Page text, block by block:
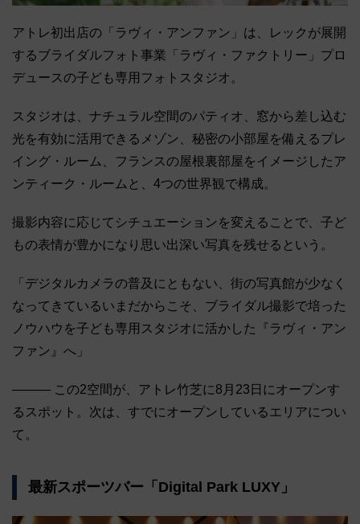
アトレ初出店の「ラヴィ・アンファン」は、レックが展開
するブライダルフォト事業「ラヴィ・ファクトリー」プロ
デュースの子ども専用フォトスタジオ。
スタジオは、ナチュラル空間のパティオ、窓から差し込む
光を有効に活用できるメゾン、秘密の小部屋を備えるプレ
イング・ルーム、フランスの屋根裏部屋をイメージしたア
ンティーク・ルームと、4つの世界観で構成。
撮影内容に応じてシチュエーションを変えることで、子ど
もの表情が豊かになり思い出深い写真を残せるという。
「デジタルカメラの普及にともない、街の写真館が少なく
なってきているいまだからこそ、ブライダル撮影で培った
ノウハウを子ども専用スタジオに活かした『ラヴィ・アン
ファン』へ」
――― この2空間が、アトレ竹芝に8月23日にオープンす
るスポット。次は、すでにオープンしているエリアについ
て。
最新スポーツバー「Digital Park LUXY」